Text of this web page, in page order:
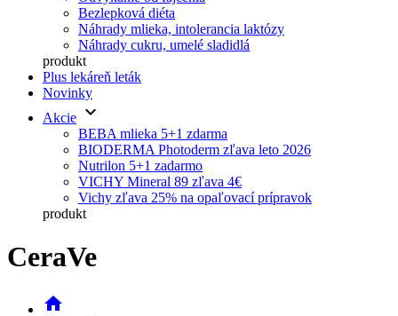
Bezlepková diéta
Náhrady mlieka, intolerancia laktózy
Náhrady cukru, umelé sladidlá
produkt
Plus lekáreň leták
Novinky
Akcie keyboard_arrow_down
BEBA mlieka 5+1 zdarma
BIODERMA Photoderm zľava leto 2026
Nutrilon 5+1 zadarmo
VICHY Mineral 89 zľava 4€
Vichy zľava 25% na opaľovací prípravok
produkt
CeraVe
home